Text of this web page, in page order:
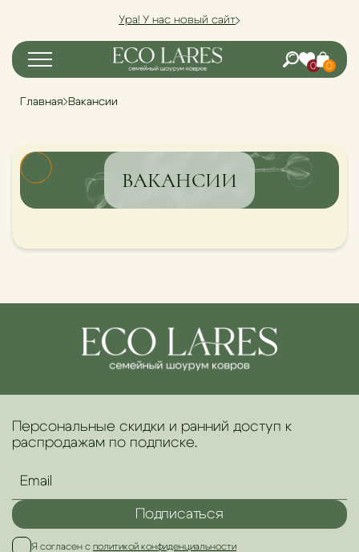
Ура! У нас новый сайт
0 0
Главная Вакансии
ВАКАНСИИ
Персональные скидки и ранний доступ к
распродажам по подписке.
Подписаться
Я согласен с политикой конфиденциальности